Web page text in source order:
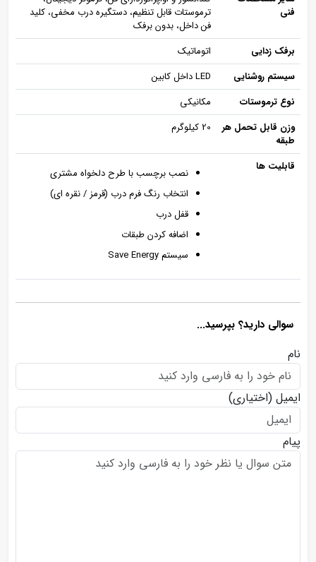
فنی
ترموستات قابل تنظیم، دستگیره درب مخفی، کلید
فن داخل، بدون برفک
برفک زدایی
اتوماتیک
سیستم روشنایی
LED داخل کابین
نوع ترموستات
مکانیکی
وزن قابل تحمل هر
طبقه
20 کیلوگرم
قابلیت ها
نصب برچسب با طرح دلخواه مشتری
انتخاب رنگ فرم درب (قرمز / نقره ای)
قفل درب
اضافه کردن طبقات
سیستم Save Energy
سوالی دارید؟ بپرسید...
نام
ایمیل (اختیاری)
پیام